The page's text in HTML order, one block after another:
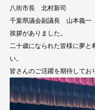
八街市長 北村新司
千葉県議会副議長 山本義一
挨拶がありました。
二十歳になられた皆様に夢と
い。
皆さんのご活躍を期待してお